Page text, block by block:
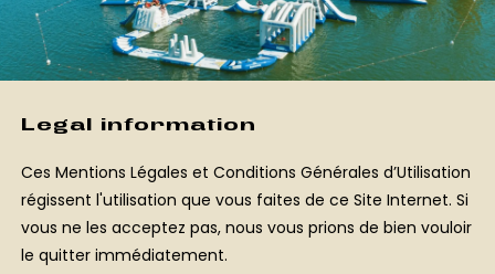
Legal information
Ces Mentions Légales et Conditions Générales d’Utilisation
régissent l'utilisation que vous faites de ce Site Internet. Si
vous ne les acceptez pas, nous vous prions de bien vouloir
le quitter immédiatement.